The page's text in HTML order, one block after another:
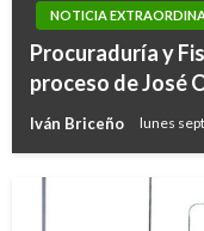
NOTICIA
Procuraduría y
proceso de José
Iván Briceño lunes